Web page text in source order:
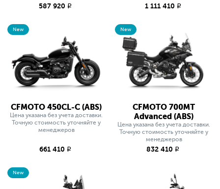
587 920 q 1 111 410 q
New
CFMOTO 450CL-C (ABS)
Цена указана без учета доставки.
Точную стоимость уточняйте у
менеджеров
661 410 q
New
CFMOTO 700MT
Advanced (ABS)
Цена указана без учета доставки.
Точную стоимость уточняйте у
менеджеров
832 410 q
New